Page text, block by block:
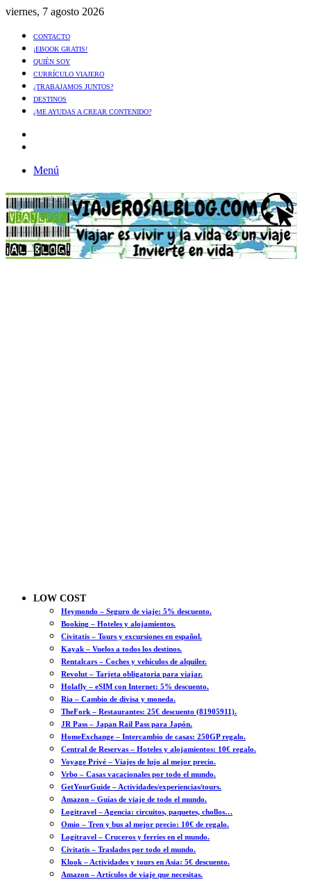
viernes, 7 agosto 2026
CONTACTO
¡EBOOK GRATIS!
QUIÉN SOY
CURRÍCULO VIAJERO
¿TRABAJAMOS JUNTOS?
DESTINOS
¿ME AYUDAS A CREAR CONTENIDO?
Menú
LOW COST
Heymondo – Seguro de viaje: 5% descuento.
Booking – Hoteles y alojamientos.
Civitatis – Tours y excursiones en español.
Kayak – Vuelos a todos los destinos.
Rentalcars – Coches y vehículos de alquiler.
Revolut – Tarjeta obligatoria para viajar.
Holafly – eSIM con Internet: 5% descuento.
Ria – Cambio de divisa y moneda.
TheFork – Restaurantes: 25€ descuento (81905911).
JR Pass – Japan Rail Pass para Japón.
HomeExchange – Intercambio de casas: 250GP regalo.
Central de Reservas – Hoteles y alojamientos: 10€ regalo.
Voyage Privé – Viajes de lujo al mejor precio.
Vrbo – Casas vacacionales por todo el mundo.
GetYourGuide – Actividades/experiencias/tours.
Amazon – Guías de viaje de todo el mundo.
Logitravel – Agencia: circuitos, paquetes, chollos…
Omio – Tren y bus al mejor precio: 10€ de regalo.
Logitravel – Cruceros y ferries en el mundo.
Civitatis – Traslados por todo el mundo.
Klook – Actividades y tours en Asia: 5€ descuento.
Amazon – Artículos de viaje que necesitas.